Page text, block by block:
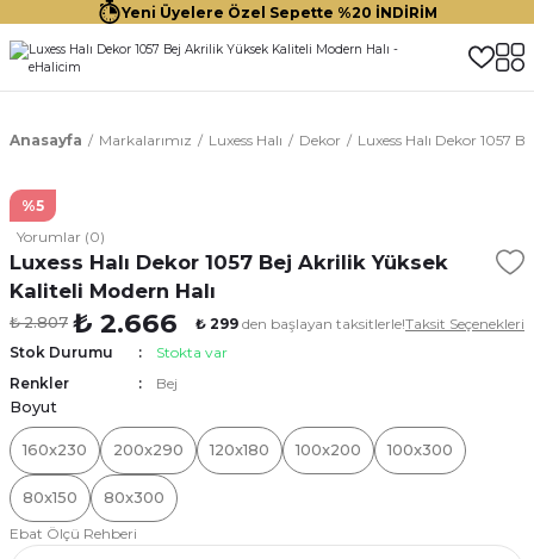
Yeni Üyelere Özel Sepette %20 İNDİRİM
Anasayfa Markalarımız Luxess Halı Dekor Luxess Halı Dekor 1057
%5
Yorumlar (0)
Luxess Halı Dekor 1057 Bej Akrilik Yüksek
Kaliteli Modern Halı
₺ 2.807 ₺ 2.666 ₺ 299 den başlayan taksitlerle!Taksit Seçenekleri
Stok Durumu
Stokta var
Renkler
Bej
Boyut
160x230 200x290 120x180 100x200 100x300
80x150
80x300
Ebat Ölçü Rehberi